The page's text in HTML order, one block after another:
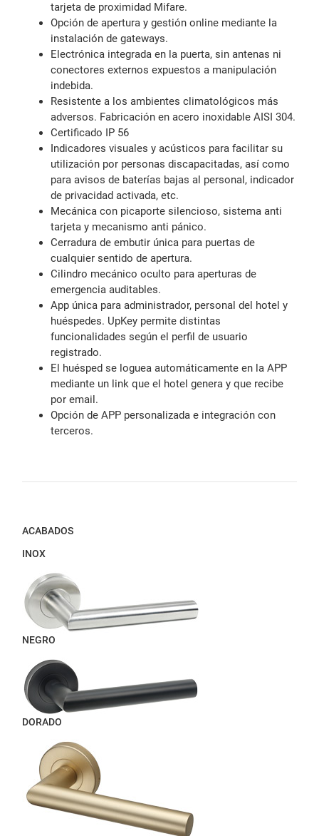
tarjeta de proximidad Mifare.
Opción de apertura y gestión online mediante la
instalación de gateways.
Electrónica integrada en la puerta, sin antenas ni
conectores externos expuestos a manipulación
indebida.
Resistente a los ambientes climatológicos más
adversos. Fabricación en acero inoxidable AISI 304.
Certificado IP 56
Indicadores visuales y acústicos para facilitar su
utilización por personas discapacitadas, así como
para avisos de baterías bajas al personal, indicador
de privacidad activada, etc.
Mecánica con picaporte silencioso, sistema anti
tarjeta y mecanismo anti pánico.
Cerradura de embutir única para puertas de
cualquier sentido de apertura.
Cilindro mecánico oculto para aperturas de
emergencia auditables.
App única para administrador, personal del hotel y
huéspedes. UpKey permite distintas
funcionalidades según el perfil de usuario
registrado.
El huésped se loguea automáticamente en la APP
mediante un link que el hotel genera y que recibe
por email.
Opción de APP personalizada e integración con
terceros.
ACABADOS
INOX
NEGRO
DORADO